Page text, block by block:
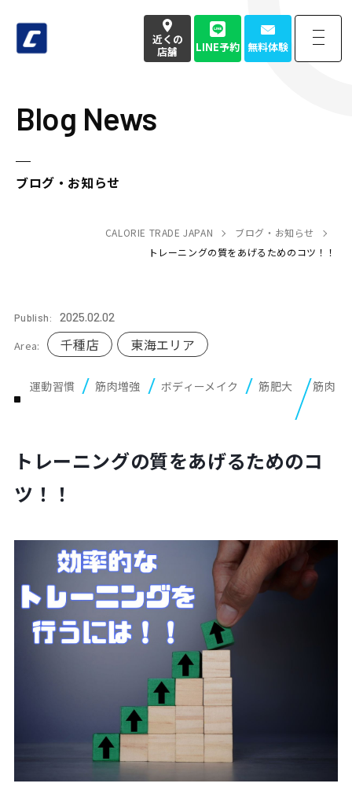
近くの
店舗
050-3177-4904
受付時間 9:00〜18:00定休日 土日祝
Strength 強み・特徴
Plan プラン・料金表
Blog/News
よくあるご質問
Store 店舗
Contact 体験レッスン申し込み
フランチャイズ加盟店募集
近くの
店舗
LINE予約 無料体験
Blog News
ブログ・お知らせ
CALORIE TRADE JAPAN
ブログ・お知らせ
トレーニングの質をあげるためのコツ！！
Publish: 2025.02.02
Area: 千種店 東海エリア
運動習慣 筋肉増強 ボディーメイク 筋肥大 筋肉
トレーニングの質をあげるためのコ
ツ！！